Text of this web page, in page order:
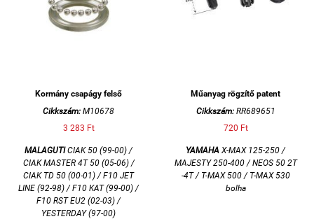
Kormány csapágy felső
Cikkszám: M10678
3 283 Ft
MALAGUTICIAK 50 (99-00) /
CIAK MASTER 4T 50 (05-06) /
CIAK TD 50 (00-01) / F10 JET
LINE (92-98) / F10 KAT (99-00) /
F10 RST EU2 (02-03) /
YESTERDAY (97-00)
Műanyag rögzítő patent
Cikkszám:RR689651
720 Ft
YAMAHA X-MAX 125-250 /
MAJESTY 250-400 / NEOS 50 2T
-4T / T-MAX 500 / T-MAX 530
bolha